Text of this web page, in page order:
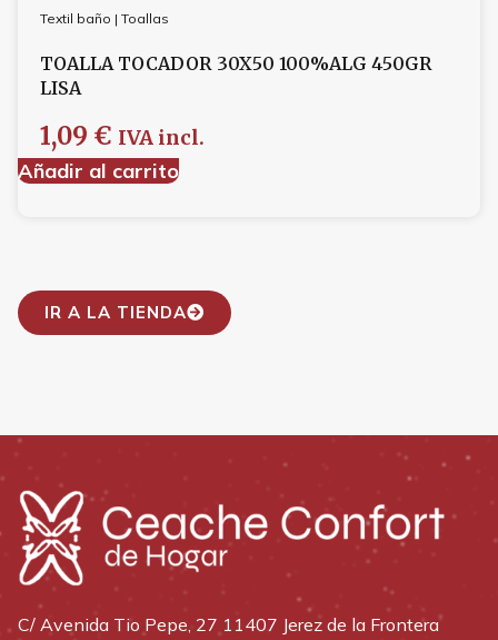
Textil baño | Toallas
TOALLA TOCADOR 30X50 100%ALG 450GR
LISA
1,09 € IVA incl.
Añadir al carrito
IR A LA TIENDA
C/ Avenida Tio Pepe, 27 11407 Jerez de la Frontera